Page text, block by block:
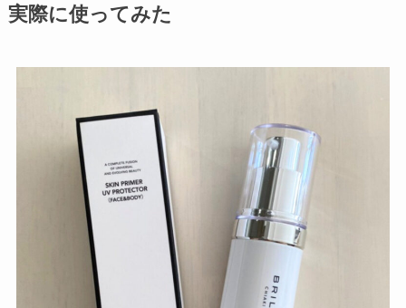
実際に使ってみた